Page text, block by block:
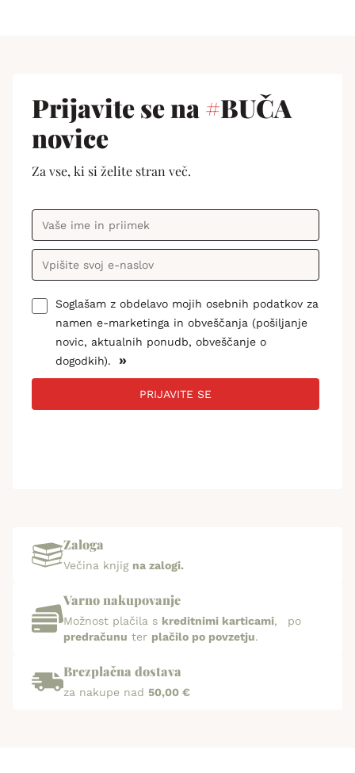
Prijavite se na#BUČA
novice
Za vse, ki si želite stran več.
Soglašam z obdelavo mojih osebnih podatkov za
namen e-marketinga in obveščanja (pošiljanje
novic, aktualnih ponudb, obveščanje o
dogodkih).
»
PRIJAVITE SE
Zaloga
Večina knjig na zalogi.
Varno nakupovanje
Možnost plačila s kreditnimi karticami, po
predračunu ter plačilo po povzetju.
Brezplačna dostava
za nakupe nad 50,00 €